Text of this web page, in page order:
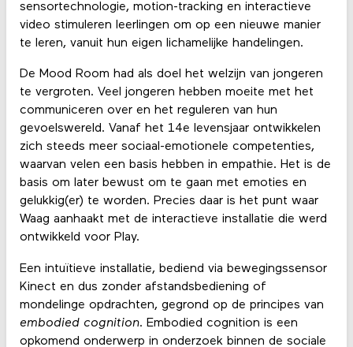
sensortechnologie, motion-tracking en interactieve
video stimuleren leerlingen om op een nieuwe manier
te leren, vanuit hun eigen lichamelijke handelingen.
De Mood Room had als doel het welzijn van jongeren
te vergroten. Veel jongeren hebben moeite met het
communiceren over en het reguleren van hun
gevoelswereld. Vanaf het 14e levensjaar ontwikkelen
zich steeds meer sociaal-emotionele competenties,
waarvan velen een basis hebben in empathie. Het is de
basis om later bewust om te gaan met emoties en
gelukkig(er) te worden. Precies daar is het punt waar
Waag aanhaakt met de interactieve installatie die werd
ontwikkeld voor Play.
Een intuïtieve installatie, bediend via bewegingssensor
Kinect en dus zonder afstandsbediening of
mondelinge opdrachten, gegrond op de principes van
embodied cognition. Embodied cognition is een
opkomend onderwerp in onderzoek binnen de sociale